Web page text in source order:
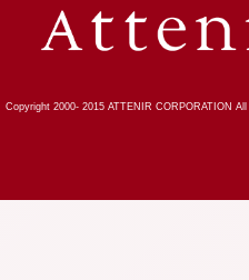
Copyright 2000- 2015ATTENIR CORPORATION